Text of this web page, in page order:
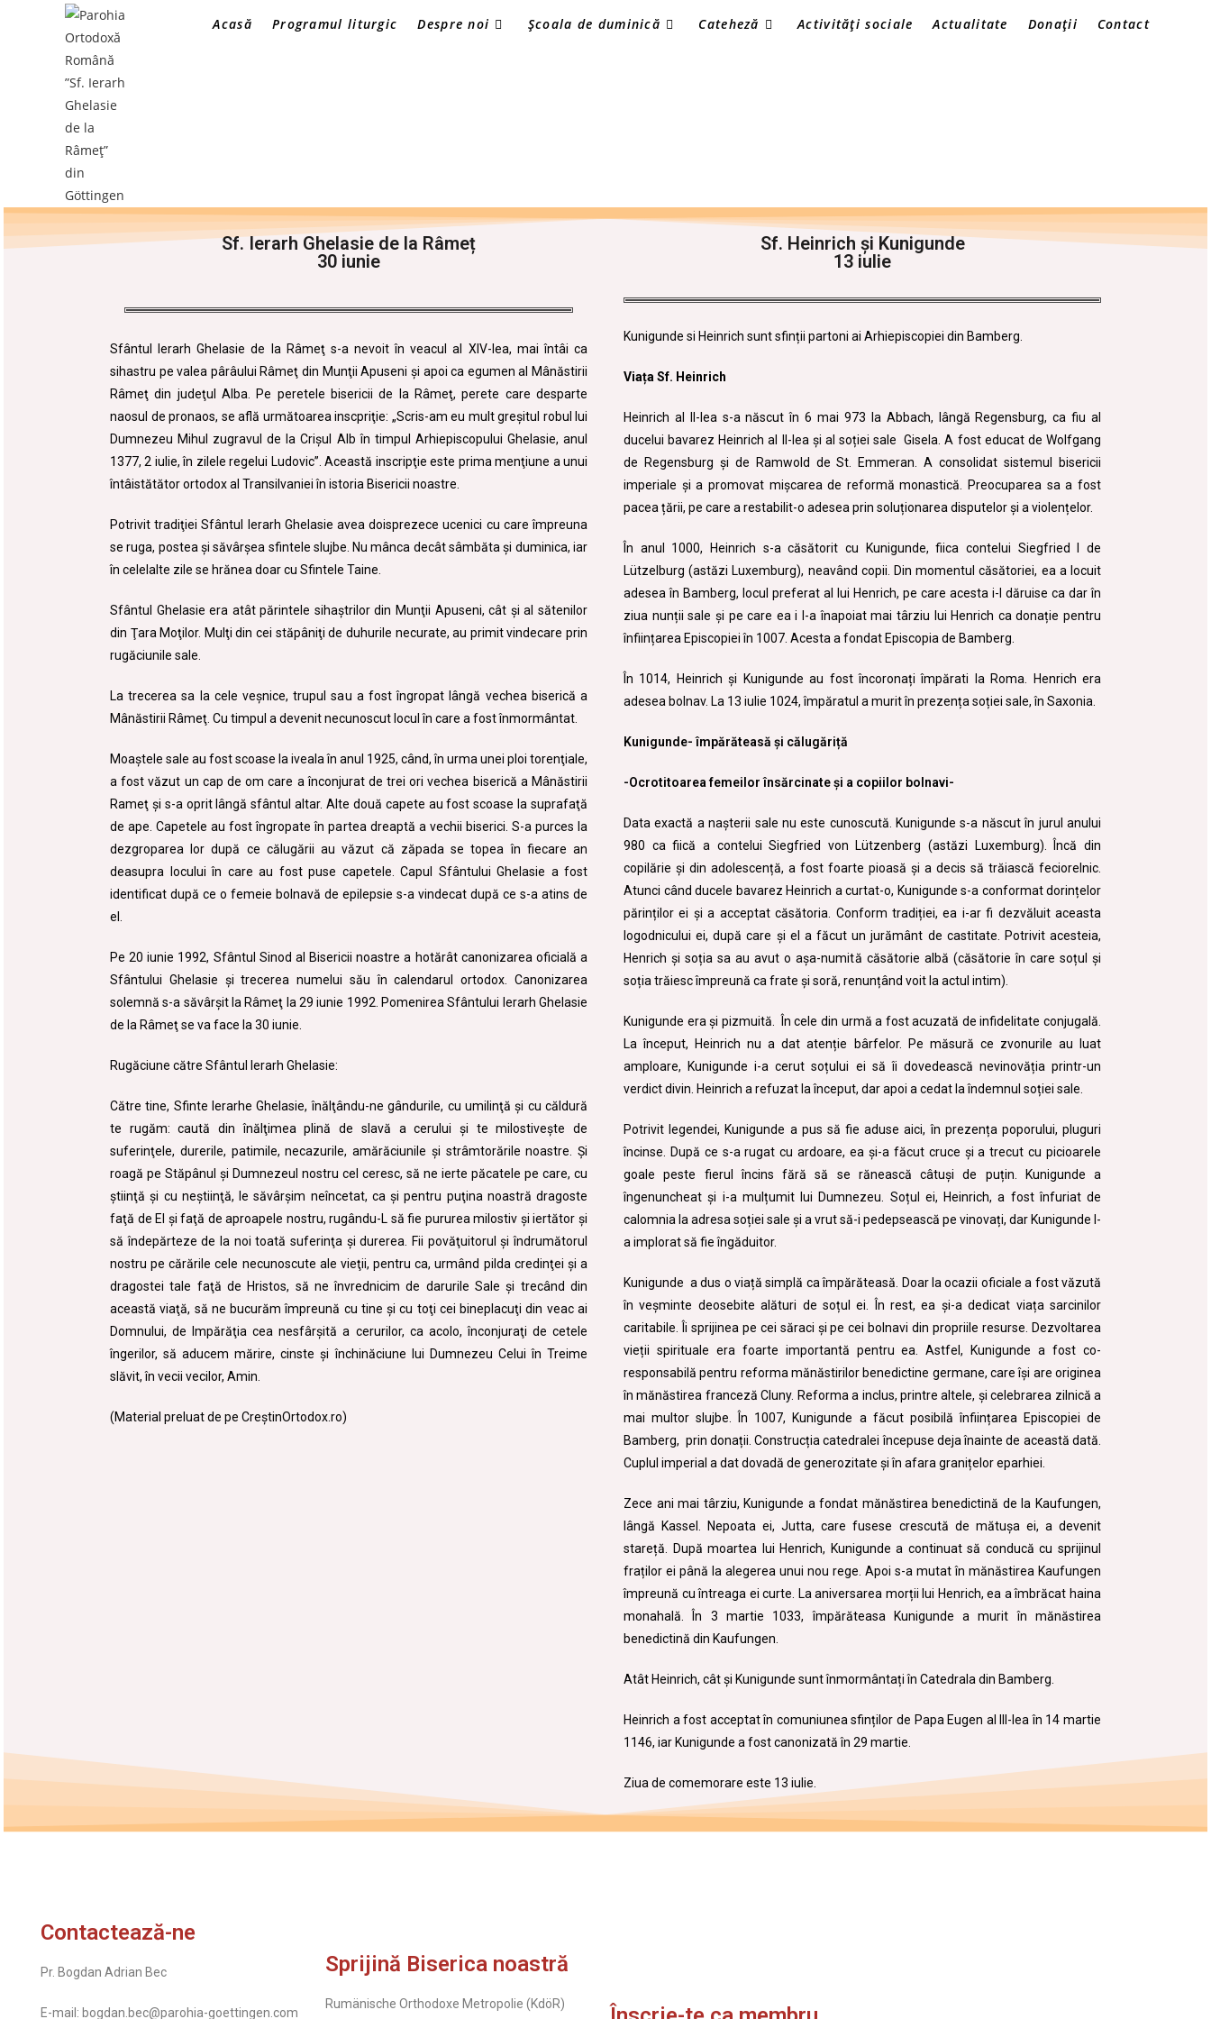
Acasă Programul liturgic Despre noi Școala de duminică Cateheză Activități sociale Actualitate Donații Contact
Sf. Ierarh Ghelasie de la Râmeț
30 iunie
Sfântul Ierarh Ghelasie de la Râmeţ s-a nevoit în veacul al XIV-lea, mai întâi ca
sihastru pe valea pârâului Râmeţ din Munţii Apuseni şi apoi ca egumen al Mânăstirii
Râmeţ din judeţul Alba. Pe peretele bisericii de la Râmeţ, perete care desparte
naosul de pronaos, se află următoarea inscpriţie: „Scris-am eu mult greşitul robul lui
Dumnezeu Mihul zugravul de la Crişul Alb în timpul Arhiepiscopului Ghelasie, anul
1377, 2 iulie, în zilele regelui Ludovic”. Această inscripţie este prima menţiune a unui
întâistătător ortodox al Transilvaniei în istoria Bisericii noastre.
Potrivit tradiţiei Sfântul Ierarh Ghelasie avea doisprezece ucenici cu care împreuna
se ruga, postea şi săvârşea sfintele slujbe. Nu mânca decât sâmbăta şi duminica, iar
în celelalte zile se hrănea doar cu Sfintele Taine.
Sfântul Ghelasie era atât părintele sihaştrilor din Munţii Apuseni, cât şi al sătenilor
din Ţara Moţilor. Mulţi din cei stăpâniţi de duhurile necurate, au primit vindecare prin
rugăciunile sale.
La trecerea sa la cele veşnice, trupul sau a fost îngropat lângă vechea biserică a
Mânăstirii Râmeţ. Cu timpul a devenit necunoscut locul în care a fost înmormântat.
Moaştele sale au fost scoase la iveala în anul 1925, când, în urma unei ploi torenţiale,
a fost văzut un cap de om care a înconjurat de trei ori vechea biserică a Mânăstirii
Rameţ şi s-a oprit lângă sfântul altar. Alte două capete au fost scoase la suprafaţă
de ape. Capetele au fost îngropate în partea dreaptă a vechii biserici. S-a purces la
dezgroparea lor după ce călugării au văzut că zăpada se topea în fiecare an
deasupra locului în care au fost puse capetele. Capul Sfântului Ghelasie a fost
identificat după ce o femeie bolnavă de epilepsie s-a vindecat după ce s-a atins de
el.
Pe 20 iunie 1992, Sfântul Sinod al Bisericii noastre a hotărât canonizarea oficială a
Sfântului Ghelasie şi trecerea numelui său în calendarul ortodox. Canonizarea
solemnă s-a săvârşit la Râmeţ la 29 iunie 1992. Pomenirea Sfântului Ierarh Ghelasie
de la Râmeţ se va face la 30 iunie.
Rugăciune către Sfântul Ierarh Ghelasie:
Către tine, Sfinte Ierarhe Ghelasie, înălţându-ne gândurile, cu umilinţă şi cu căldură
te rugăm: caută din înălţimea plină de slavă a cerului şi te milostiveşte de
suferinţele, durerile, patimile, necazurile, amărăciunile şi strâmtorările noastre. Şi
roagă pe Stăpânul şi Dumnezeul nostru cel ceresc, să ne ierte păcatele pe care, cu
ştiinţă şi cu neştiinţă, le săvârşim neîncetat, ca şi pentru puţina noastră dragoste
faţă de El şi faţă de aproapele nostru, rugându-L să fie pururea milostiv şi iertător şi
să îndepărteze de la noi toată suferinţa şi durerea. Fii povăţuitorul şi îndrumătorul
nostru pe cărările cele necunoscute ale vieţii, pentru ca, urmând pilda credinţei şi a
dragostei tale faţă de Hristos, să ne învrednicim de darurile Sale şi trecând din
această viaţă, să ne bucurăm împreună cu tine şi cu toţi cei bineplacuţi din veac ai
Domnului, de Impărăţia cea nesfârşită a cerurilor, ca acolo, înconjuraţi de cetele
îngerilor, să aducem mărire, cinste şi închinăciune lui Dumnezeu Celui în Treime
slăvit, în vecii vecilor, Amin.
(Material preluat de pe CreştinOrtodox.ro)
Sf. Heinrich și Kunigunde
13 iulie
Kunigunde si Heinrich sunt sfinții partoni ai Arhiepiscopiei din Bamberg.
Viața Sf. Heinrich
Heinrich al II-lea s-a născut în 6 mai 973 la Abbach, lângă Regensburg, ca fiu al
ducelui bavarez Heinrich al II-lea și al soției sale Gisela. A fost educat de Wolfgang
de Regensburg și de Ramwold de St. Emmeran. A consolidat sistemul bisericii
imperiale și a promovat mișcarea de reformă monastică. Preocuparea sa a fost
pacea țării, pe care a restabilit-o adesea prin soluționarea disputelor și a violențelor.
În anul 1000, Heinrich s-a căsătorit cu Kunigunde, fiica contelui Siegfried I de
Lützelburg (astăzi Luxemburg), neavând copii. Din momentul căsătoriei, ea a locuit
adesea în Bamberg, locul preferat al lui Henrich, pe care acesta i-l dăruise ca dar în
ziua nunții sale și pe care ea i l-a înapoiat mai târziu lui Henrich ca donație pentru
înființarea Episcopiei în 1007. Acesta a fondat Episcopia de Bamberg.
În 1014, Heinrich și Kunigunde au fost încoronați împărati la Roma. Henrich era
adesea bolnav. La 13 iulie 1024, împăratul a murit în prezența soției sale, în Saxonia.
Kunigunde- împărăteasă și călugăriță
-Ocrotitoarea femeilor însărcinate și a copiilor bolnavi-
Data exactă a nașterii sale nu este cunoscută. Kunigunde s-a născut în jurul anului
980 ca fiică a contelui Siegfried von Lützenberg (astăzi Luxemburg). Încă din
copilărie și din adolescență, a fost foarte pioasă și a decis să trăiască feciorelnic.
Atunci când ducele bavarez Heinrich a curtat-o, Kunigunde s-a conformat dorințelor
părinților ei și a acceptat căsătoria. Conform tradiției, ea i-ar fi dezvăluit aceasta
logodnicului ei, după care și el a făcut un jurământ de castitate. Potrivit acesteia,
Henrich și soția sa au avut o așa-numită căsătorie albă (căsătorie în care soțul și
soția trăiesc împreună ca frate și soră, renunțând voit la actul intim).
Kunigunde era și pizmuită. În cele din urmă a fost acuzată de infidelitate conjugală.
La început, Heinrich nu a dat atenție bârfelor. Pe măsură ce zvonurile au luat
amploare, Kunigunde i-a cerut soțului ei să îi dovedească nevinovăția printr-un
verdict divin. Heinrich a refuzat la început, dar apoi a cedat la îndemnul soției sale.
Potrivit legendei, Kunigunde a pus să fie aduse aici, în prezența poporului, pluguri
încinse. După ce s-a rugat cu ardoare, ea și-a făcut cruce și a trecut cu picioarele
goale peste fierul încins fără să se rănească câtuși de puțin. Kunigunde a
îngenuncheat și i-a mulțumit lui Dumnezeu. Soțul ei, Heinrich, a fost înfuriat de
calomnia la adresa soției sale și a vrut să-i pedepsească pe vinovați, dar Kunigunde l-
a implorat să fie îngăduitor.
Kunigunde a dus o viață simplă ca împărăteasă. Doar la ocazii oficiale a fost văzută
în veșminte deosebite alături de soțul ei. În rest, ea și-a dedicat viața sarcinilor
caritabile. Îi sprijinea pe cei săraci și pe cei bolnavi din propriile resurse. Dezvoltarea
vieții spirituale era foarte importantă pentru ea.Astfel, Kunigunde a fost co-
responsabilă pentru reforma mănăstirilor benedictine germane, care își are originea
în mănăstirea franceză Cluny. Reforma a inclus, printre altele, și celebrarea zilnică a
mai multor slujbe. În 1007, Kunigunde a făcut posibilă înființarea Episcopiei de
Bamberg, prin donații. Construcția catedralei începuse deja înainte de această dată.
Cuplul imperial a dat dovadă de generozitate și în afara granițelor eparhiei.
Zece ani mai târziu, Kunigunde a fondat mănăstirea benedictină de la Kaufungen,
lângă Kassel. Nepoata ei, Jutta, care fusese crescută de mătușa ei, a devenit
stareță. După moartea lui Henrich, Kunigunde a continuat să conducă cu sprijinul
fraților ei până la alegerea unui nou rege. Apoi s-a mutat în mănăstirea Kaufungen
împreună cu întreaga ei curte.
La aniversarea morții lui Henrich, ea a îmbrăcat haina
monahală. În 3 martie 1033, împărăteasa Kunigunde a murit în mănăstirea
benedictină din Kaufungen.
Atât Heinrich, cât și Kunigunde sunt înmormântați în Catedrala din Bamberg.
Heinrich a fost acceptat în comuniunea sfinților de Papa Eugen al III-lea în 14 martie
1146, iar Kunigunde a fost canonizată în 29 martie.
Ziua de comemorare este 13 iulie.
Contactează-ne
Pr. Bogdan Adrian Bec
E-mail: bogdan.bec@parohia-goettingen.com
Sprijină Biserica noastră
Rumänische Orthodoxe Metropolie (KdöR)